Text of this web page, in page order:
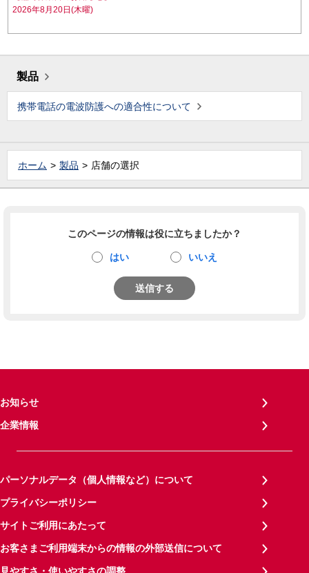
2026年8月20日(木曜)
製品
携帯電話の電波防護への適合性について
ホーム 製品 店舗の選択
このページの情報は役に立ちましたか？
はい いいえ
送信する
お知らせ
企業情報
パーソナルデータ（個人情報など）について
プライバシーポリシー
サイトご利用にあたって
お客さまご利用端末からの情報の外部送信について